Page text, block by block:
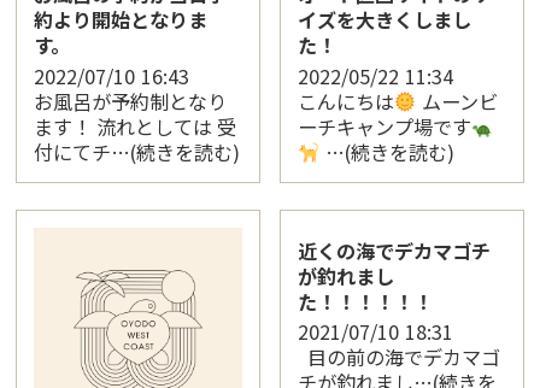
約より開始となりま
す。
2022/07/10 16:43
お風呂が予約制となり
ます！ 流れとしては 受
付にてチ…(続きを読む)
イズを大きくしまし
た！
2022/05/22 11:34
こんにちは
ムーンビ
ーチキャンプ場です
…(続きを読む)
近くの海でデカマゴチ
が釣れまし
た！！！！！！
2021/07/10 18:31
目の前の海でデカマゴ